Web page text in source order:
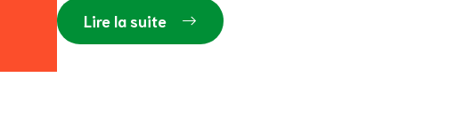
Lire la suite